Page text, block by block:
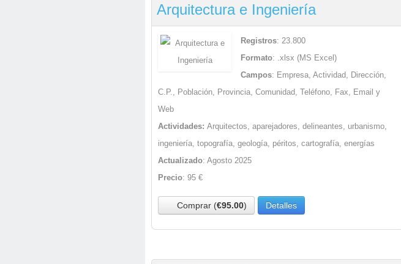
Arquitectura e Ingeniería
Registros: 23.800
Formato: .xlsx (MS Excel)
Campos: Empresa, Actividad, Dirección,
C.P., Población, Provincia, Comunidad, Teléfono, Fax, Email y
Web
Actividades: Arquitectos, aparejadores, delineantes, urbanismo,
ingeniería, topografía, geología, péritos, cartografía, energías
Actualizado: Agosto 2025
Precio: 95 €
Comprar (€95.00) Detalles